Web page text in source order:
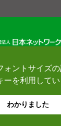
ォントサイズ
ーを利用してい
わかりました
Japan Network
Reserved.